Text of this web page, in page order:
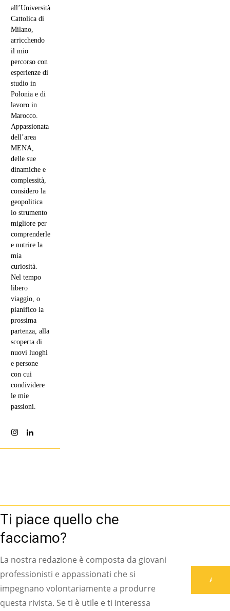
all’Università
Cattolica di
Milano,
arricchendo
il mio
percorso con
esperienze di
studio in
Polonia e di
lavoro in
Marocco.
Appassionata
dell’area
MENA,
delle sue
dinamiche e
complessità,
considero la
geopolitica
lo strumento
migliore per
comprenderle
e nutrire la
mia
curiosità.
Nel tempo
libero
viaggio, o
pianifico la
prossima
partenza, alla
scoperta di
nuovi luoghi
e persone
con cui
condividere
le mie
passioni.
Ti piace quello che
facciamo?
La nostra redazione è composta da giovani
professionisti e appassionati che si
impegnano volontariamente a produrre
questa rivista. Se ti è utile e ti interessa